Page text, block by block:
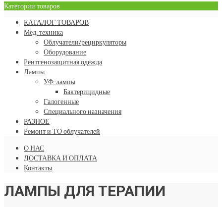
Категории товаров
КАТАЛОГ ТОВАРОВ
Мед. техника
Облучатели/рециркуляторы
Оборудование
Рентгенозащитная одежда
Лампы
УФ-лампы
Бактерицидные
Галогенные
Специального назначения
РАЗНОЕ
Ремонт и ТО облучателей
О НАС
ДОСТАВКА И ОПЛАТА
Контакты
ЛАМПЫ ДЛЯ ТЕРАПИИ